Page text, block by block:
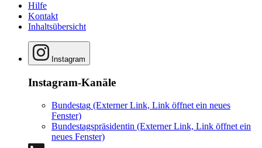
Hilfe
Kontakt
Inhaltsübersicht
Instagram
Instagram-Kanäle
Bundestag (Externer Link, Link öffnet ein neues
Fenster)
Bundestagspräsidentin (Externer Link, Link öffnet ein
neues Fenster)